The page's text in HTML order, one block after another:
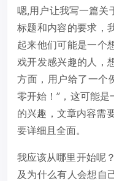
嗯,用户让我写一篇关
标题和内容的要求，
起来他们可能是一个
戏开发感兴趣的人，
方面，用户给了一个
零开始！”，这可能
的兴趣，文章内容需
要详细且全面。
我应该从哪里开始呢
及为什么有人会想自